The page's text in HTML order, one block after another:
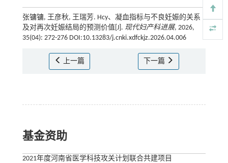
张镛镛, 王彦秋, 王瑞芳. Hcy、凝血指标与不良妊娠的关系
及对再次妊娠结局的预测价值[J]. 现代妇产科进展, 2026,
35(04): 272-276 DOI:10.13283/j.cnki.xdfckjz.2026.04.006
上一篇 下一篇
基金资助
2021年度河南省医学科技攻关计划联合共建项目